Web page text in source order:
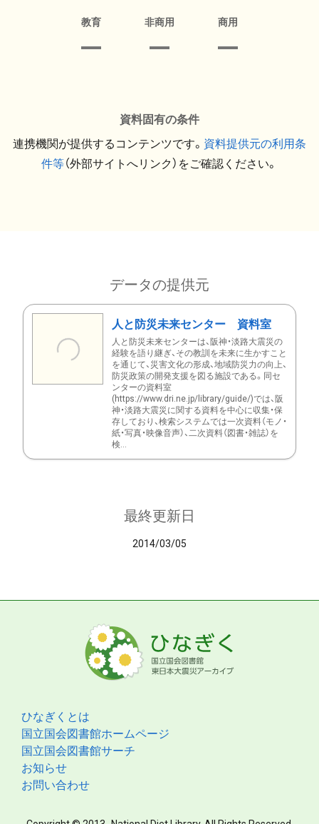
教育 非商用 商用
資料固有の条件
連携機関が提供するコンテンツです。 資料提供元の利用条
件等（外部サイトへリンク）をご確認ください。
データの提供元
人と防災未来センター 資料室
人と防災未来センターは、阪神・淡路大震災の
経験を語り継ぎ、その教訓を未来に生かすこと
を通じて、災害文化の形成、地域防災力の向上、
防災政策の開発支援を図る施設である。同セ
ンターの資料室
(https://www.dri.ne.jp/library/guide/)では、阪
神・淡路大震災に関する資料を中心に収集・保
存しており、検索システムでは一次資料（モノ・
紙・写真・映像音声）、二次資料（図書・雑誌）を
検...
最終更新日
2014/03/05
ひなぎくとは
国立国会図書館ホームページ
国立国会図書館サーチ
お知らせ
お問い合わせ